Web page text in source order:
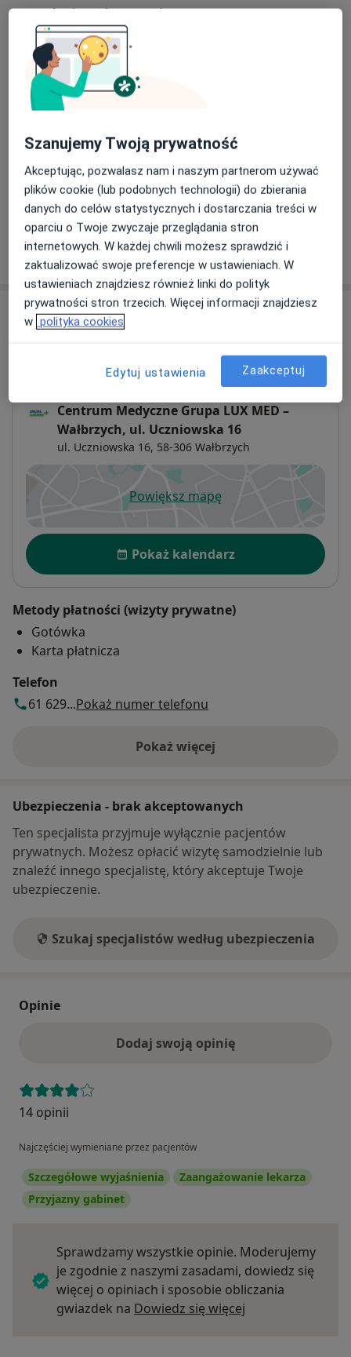
Konsultacja z zakresu medycyny
estetycznej
Od 295 zł Szczegóły
Podcięcie wędzidełka
Od 469 zł
Wizyta domowa
Szczegóły
+ 12 usług
W jaki sposób ustalane są ceny?
Adresy (3)
Centrum Medyczne Grupa LUX MED –
Wałbrzych, ul. Uczniowska 16
ul. Uczniowska 16, 58-306 Wałbrzych
Powiększ mapęotwiera się w nowej karcie
Dostępność
Pokaż kalendarz
Metody płatności (wizyty prywatne)
Gotówka
Karta płatnicza
Telefon
61 629...Pokaż numer telefonu
Pokaż więcej
o adresie
Ubezpieczenia - brak akceptowanych
Ten specjalista przyjmuje wyłącznie pacjentów
prywatnych. Możesz opłacić wizytę samodzielnie lub
znaleźć innego specjalistę, który akceptuje Twoje
ubezpieczenie.
Szukaj specjalistów według ubezpieczenia
Opinie
Dodaj swoją opinię
14 opinii
Najczęściej wymieniane przez pacjentów
Szczegółowe wyjaśnienia
Zaangażowanie lekarza
Przyjazny gabinet
Sprawdzamy wszystkie opinie. Moderujemy
je zgodnie z naszymi zasadami, dowiedz się
więcej o opiniach i sposobie obliczania
gwiazdek na Dowiedz się więcej
Szanujemy Twoją prywatność
Akceptując, pozwalasz nam i naszym partnerom używać
plików cookie (lub podobnych technologii) do zbierania
danych do celów statystycznych i dostarczania treści w
oparciu o Twoje zwyczaje przeglądania stron
internetowych. W każdej chwili możesz sprawdzić i
zaktualizować swoje preferencje w ustawieniach. W
ustawieniach znajdziesz również linki do polityk
prywatności stron trzecich. Więcej informacji znajdziesz
w polityka cookies
Edytuj ustawienia Zaakceptuj